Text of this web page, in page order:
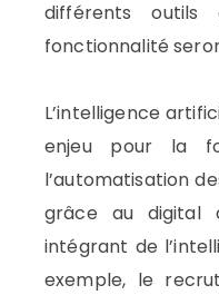
différents
fonctionnalité
L’intelligence
enjeu pour la
l’automatisation
grâce au digital
intégrant de
exemple, le